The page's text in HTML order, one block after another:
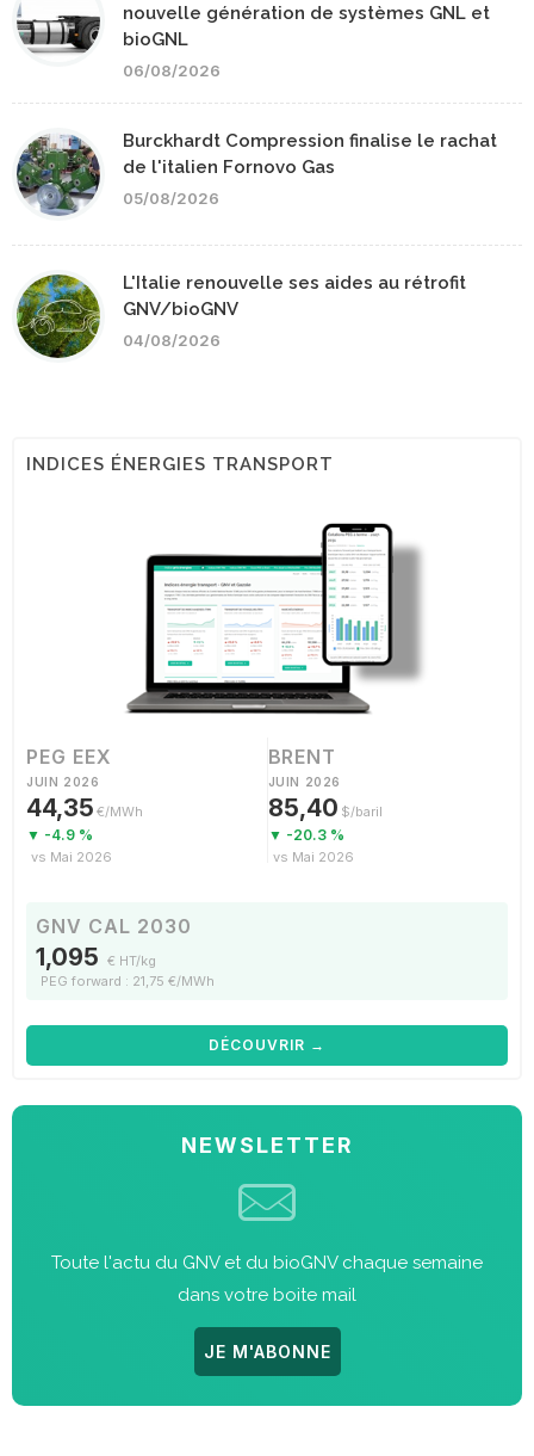
nouvelle génération de systèmes GNL et
bioGNL
06/08/2026
Burckhardt Compression finalise le rachat
de l'italien Fornovo Gas
05/08/2026
L'Italie renouvelle ses aides au rétrofit
GNV/bioGNV
04/08/2026
INDICES ÉNERGIES TRANSPORT
PEG EEX
JUIN 2026
44,35 €/MWh
▼ -4.9 %
vs Mai 2026
BRENT
JUIN 2026
85,40 $/baril
▼ -20.3 %
vs Mai 2026
GNV CAL 2030
1,095 € HT/kg
PEG forward : 21,75 €/MWh
DÉCOUVRIR →
NEWSLETTER
Toute l'actu du GNV et du bioGNV chaque semaine
dans votre boite mail
JE M'ABONNE